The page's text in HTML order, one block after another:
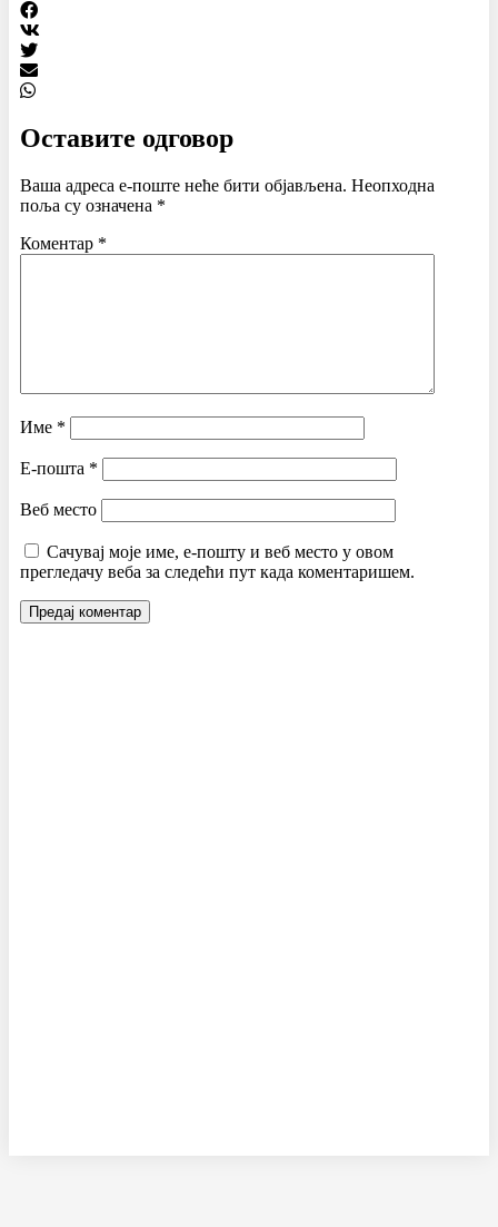
Оставите одговор
Ваша адреса е-поште неће бити објављена. Неопходна
поља су означена *
Коментар *
Име *
Е-пошта *
Веб место
Сачувај моје име, е-пошту и веб место у овом
прегледачу веба за следећи пут када коментаришем.